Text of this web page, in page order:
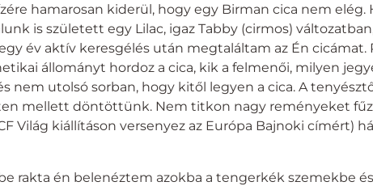
hamarosan kiderül, hogy egy Birman cica nem
is született egy Lilac, igaz Tabby (cirmos)
év aktív keresgélés után megtaláltam az Én cicámat.
állományt hordoz a cica, kik a felmenői, milyen
utolsó sorban, hogy kitől legyen a cica. A
mellett döntöttünk. Nem titkon nagy reményeket
Világ kiállításon versenyez az Európa Bajnoki címért)
rakta én belenéztem azokba a tengerkék szemekbe